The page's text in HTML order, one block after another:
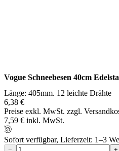
Vogue Schneebesen 40cm
Länge: 405mm. 12 leichte Drähte
6,38 €
Preise exkl. MwSt. zzgl.
7,59 € inkl. MwSt.
Sofort verfügbar, Lieferzeit: 1–3